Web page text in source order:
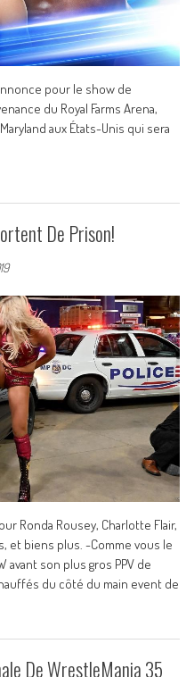
pour le show de
du Royal Farms Arena,
aux États-Unis qui sera
De Prison!
Ronda Rousey, Charlotte Flair,
et biens plus. -Comme vous le
avant son plus gros PPV de
du côté du main event de
De WrestleMania 35